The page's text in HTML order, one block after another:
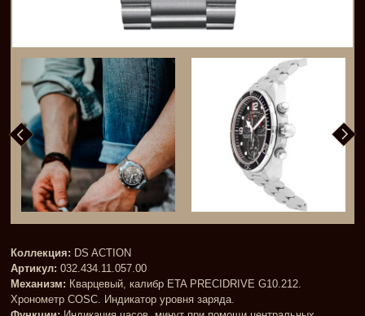
Коллекция: DS ACTION
Артикул: 032.434.11.057.00
Механизм: Кварцевый, калибр ETA PRECIDRIVE G10.212.
Хронометр COSC. Индикатор уровня заряда.